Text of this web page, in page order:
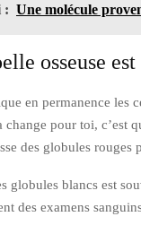
: Une molécule
osseuse
en permanence les
pour toi, c’est
des globules
globules blancs est
des examens